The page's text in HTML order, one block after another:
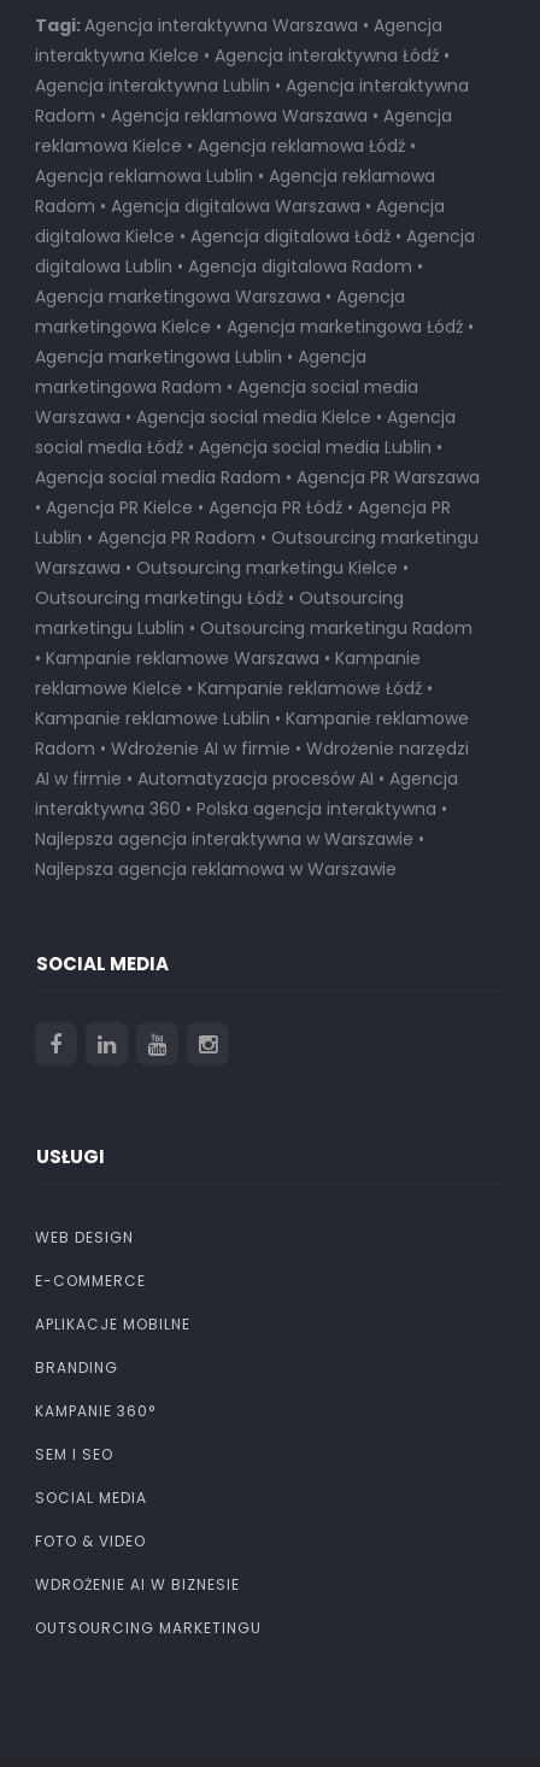
Tagi:Agencja interaktywna Warszawa • Agencja
interaktywna Kielce • Agencja interaktywna Łódź •
Agencja interaktywna Lublin • Agencja interaktywna
Radom • Agencja reklamowa Warszawa • Agencja
reklamowa Kielce • Agencja reklamowa Łódź •
Agencja reklamowa Lublin • Agencja reklamowa
Radom • Agencja digitalowa Warszawa • Agencja
digitalowa Kielce • Agencja digitalowa Łódź • Agencja
digitalowa Lublin • Agencja digitalowa Radom •
Agencja marketingowa Warszawa • Agencja
marketingowa Kielce • Agencja marketingowa Łódź •
Agencja marketingowa Lublin • Agencja
marketingowa Radom • Agencja social media
Warszawa • Agencja social media Kielce • Agencja
social media Łódź • Agencja social media Lublin •
Agencja social media Radom • Agencja PR Warszawa
• Agencja PR Kielce • Agencja PR Łódź • Agencja PR
Lublin • Agencja PR Radom • Outsourcing marketingu
Warszawa • Outsourcing marketingu Kielce •
Outsourcing marketingu Łódź • Outsourcing
marketingu Lublin • Outsourcing marketingu Radom
• Kampanie reklamowe Warszawa • Kampanie
reklamowe Kielce • Kampanie reklamowe Łódź •
Kampanie reklamowe Lublin • Kampanie reklamowe
Radom • Wdrożenie AI w firmie • Wdrożenie narzędzi
AI w firmie • Automatyzacja procesów AI • Agencja
interaktywna 360 • Polska agencja interaktywna •
Najlepsza agencja interaktywna w Warszawie •
Najlepsza agencja reklamowa w Warszawie
SOCIAL MEDIA
USŁUGI
WEB DESIGN
E-COMMERCE
APLIKACJE MOBILNE
BRANDING
KAMPANIE 360°
SEM I SEO
SOCIAL MEDIA
FOTO & VIDEO
WDROŻENIE AI W BIZNESIE
OUTSOURCING MARKETINGU